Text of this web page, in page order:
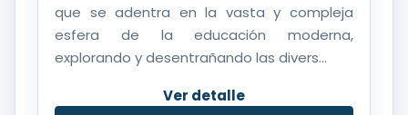
que se adentra en la vasta y compleja
esfera de la educación moderna,
explorando y desentrañando las divers...
Ver detalle